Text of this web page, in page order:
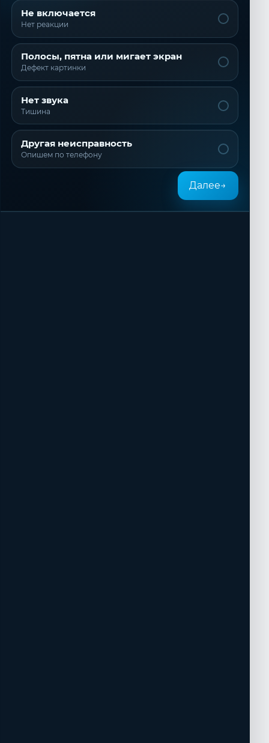
Не включается
Нет реакции
Полосы, пятна или мигает экран
Дефект картинки
Нет звука
Тишина
Другая неисправность
Опишем по телефону
Далее→